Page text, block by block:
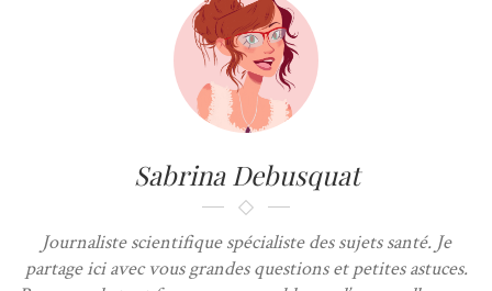
Sabrina Debusquat
Journaliste scientifique spécialiste des sujets santé. Je
partage ici avec vous grandes questions et petites astuces.